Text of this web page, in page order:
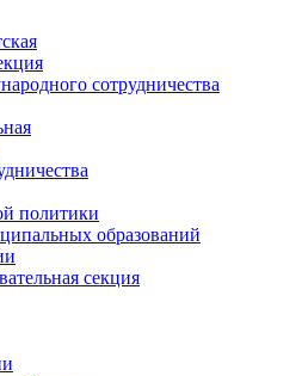
сотрудничества
политики
образований
секция